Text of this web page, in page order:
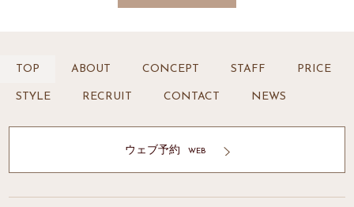
TOP ABOUT CONCEPT STAFF PRICE
STYLE RECRUIT CONTACT NEWS
ウェブ予約 WEB